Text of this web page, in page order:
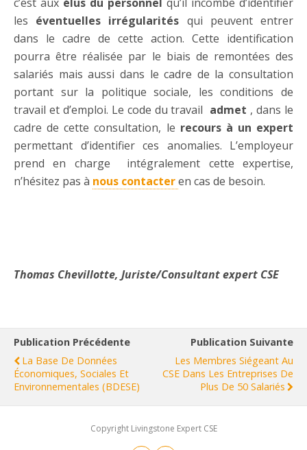
les éventuelles irrégularités qui peuvent entrer
dans le cadre de cette action. Cette identification
pourra être réalisée par le biais de remontées des
salariés mais aussi dans le cadre de la consultation
portant sur la politique sociale, les conditions de
travail et d’emploi. Le code du travail admet , dans le
cadre de cette consultation, le recours à un expert
permettant d’identifier ces anomalies. L’employeur
prend en charge intégralement cette expertise,
n’hésitez pas à nous contacteren cas de besoin.
Thomas Chevillotte, Juriste/Consultant expert CSE
Publication Précédente
La Base De Données
Économiques, Sociales Et
Environnementales (BDESE)
Publication Suivante
Les Membres Siégeant Au
CSE Dans Les Entreprises De
Plus De 50 Salariés
Copyright Livingstone Expert CSE